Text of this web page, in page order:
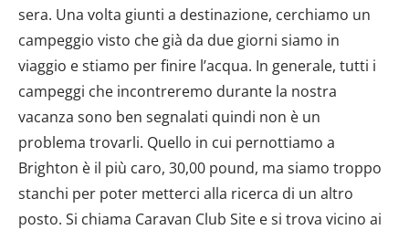
sera. Una volta giunti a destinazione, cerchiamo un
campeggio visto che già da due giorni siamo in
viaggio e stiamo per finire l’acqua. In generale, tutti i
campeggi che incontreremo durante la nostra
vacanza sono ben segnalati quindi non è un
problema trovarli. Quello in cui pernottiamo a
Brighton è il più caro, 30,00 pound, ma siamo troppo
stanchi per poter metterci alla ricerca di un altro
posto. Si chiama Caravan Club Site e si trova vicino ai